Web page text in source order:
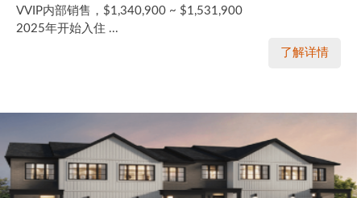
VVIP内部销售，$1,340,900 ~ $1,531,900
2025年开始入住 ...
了解详情